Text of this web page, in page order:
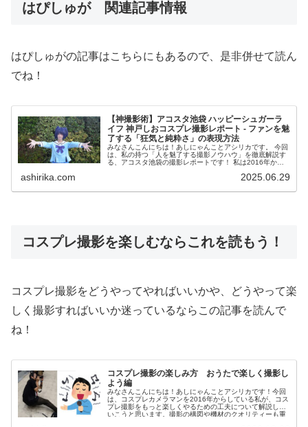
はぴしゅが 関連記事情報
はぴしゅがの記事はこちらにもあるので、是非併せて読ん
でね！
【神撮影術】アコスタ池袋 ハッピーシュガーラ
イフ 神戸しおコスプレ撮影レポート - ファンを魅
了する「狂気と純粋さ」の表現方法
みなさんこんにちは！あしにゃんことアシリカです。 今回
は、私の持つ「人を魅了する撮影ノウハウ」を徹底解説す
る、アコスタ池袋の撮影レポートです！ 私は2016年から
ashirika.com 2025.06.29
コスプレ撮影を楽しむならこれを読もう！
コスプレ撮影をどうやってやればいいかや、どうやって楽
しく撮影すればいいか迷っているならこの記事を読んで
ね！
コスプレ撮影の楽しみ方 おうたで楽しく撮影し
よう編
みなさんこんにちは！あしにゃんことアシリカです！今回
は、コスプレカメラマンを2016年からしている私が、コス
プレ撮影をもっと楽しくやるための工夫について解説して
いこうと思います。撮影の構図や機材のクオリティーも重